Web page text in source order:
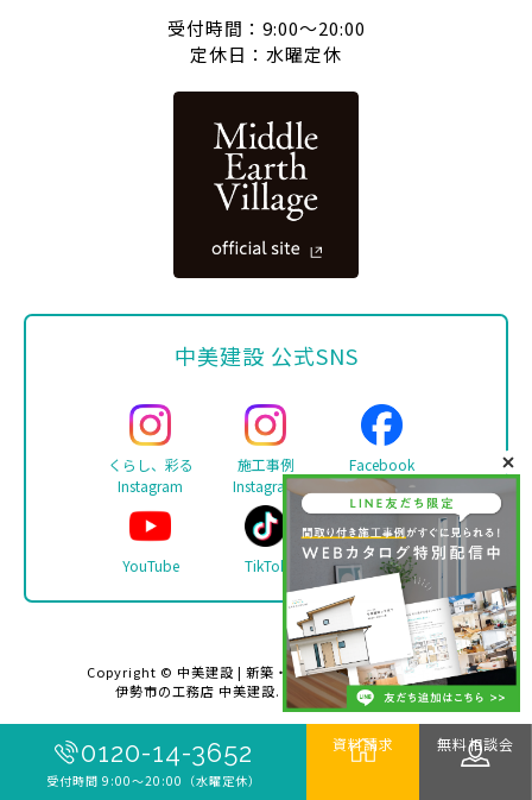
0120-14-3652
受付時間 9:00〜20:00（水曜定休）
資料請求 無料相談会
受付時間：9:00〜20:00
定休日：水曜定休
中美建設 公式SNS
くらし、彩る
Instagram
施工事例
Instagram
Facebook
YouTube TikTok LINE
Copyright © 中美建設 | 新築・リフォーム・注文住宅は
伊勢市の工務店 中美建設. All rights reserved.